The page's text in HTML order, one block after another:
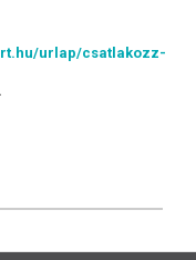
urlap/csatlakozz-